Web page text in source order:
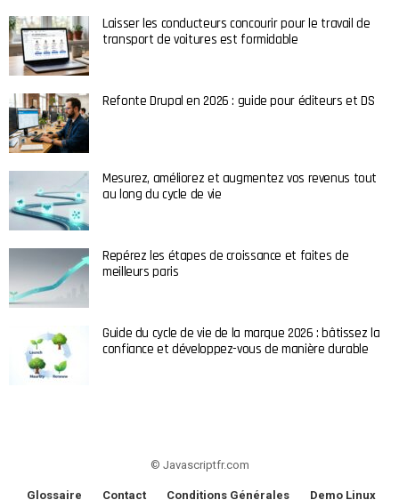
Laisser les conducteurs concourir pour le travail de
transport de voitures est formidable
Refonte Drupal en 2026 : guide pour éditeurs et DS
Mesurez, améliorez et augmentez vos revenus tout
au long du cycle de vie
Repérez les étapes de croissance et faites de
meilleurs paris
Guide du cycle de vie de la marque 2026 : bâtissez la
confiance et développez-vous de manière durable
© Javascriptfr.com
Glossaire Contact Conditions Générales Demo Linux